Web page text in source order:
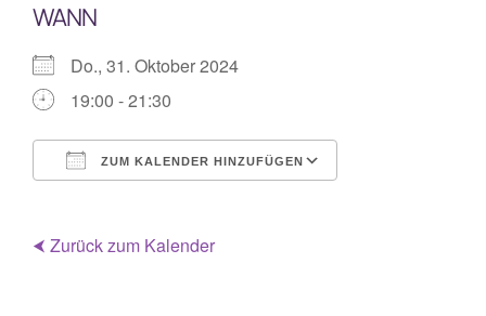
WANN
Do., 31. Oktober 2024
19:00 - 21:30
ZUM KALENDER HINZUFÜGEN
⮜ Zurück zum Kalender